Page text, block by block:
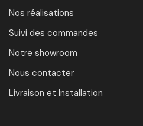
Nos réalisations
Suivi des commandes
Notre showroom
Nous contacter
Livraison et Installation